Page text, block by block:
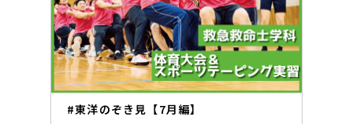
#東洋のぞき見【7月編】